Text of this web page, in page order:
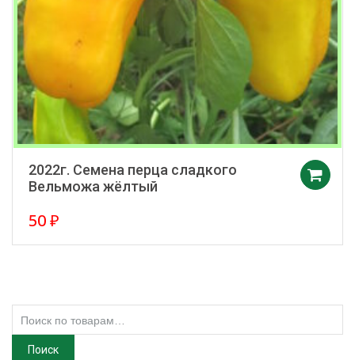
2022г. Семена перца сладкого
Вельможа жёлтый
50₽
Поиск